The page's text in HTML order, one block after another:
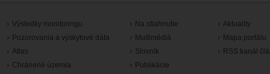
Výsledky monitoringu
Pozorovania a výskytové dáta
Atlas
Chránené územia
Na stiahnutie
Multimédiá
Slovník
Publikácie
Aktuality
Mapa portálu
RSS kanál